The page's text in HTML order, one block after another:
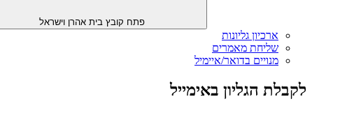
פתח קובץ בית אהרן וישראל
ארכיון גליונות
שליחת מאמרים
מנויים בדואר/איימיל
לקבלת הגליון באימייל